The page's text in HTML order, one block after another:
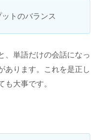
トのバランス
、単語だけの会話になっ
あります。これを是正し
も大事です。